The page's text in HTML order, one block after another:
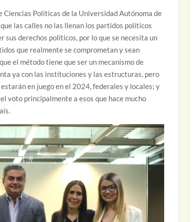
Políticas de la Universidad Autónoma de
las calles no las llenan los partidos políticos
sus derechos políticos, por lo que se necesita un
que realmente se comprometan y sean
el método tiene que ser un mecanismo de
ya con las instituciones y las estructuras, pero
en juego en el 2024, federales y locales; y
voto principalmente a esos que hace mucho